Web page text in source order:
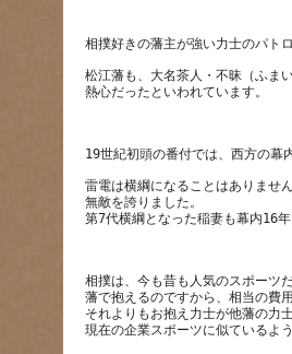
松江藩も、大名茶人・不昧（ふま
雷電は横綱になることはありませ
無敵を誇りました。
相撲は、今も昔も人気のスポーツ
藩で抱えるのですから、相当の費
それよりもお抱え力士が他藩の力